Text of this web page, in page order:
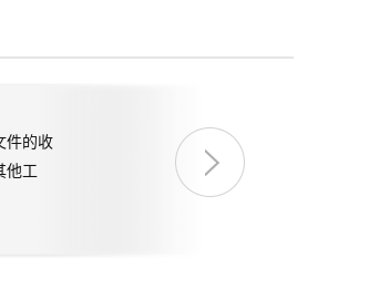
件的收
他工